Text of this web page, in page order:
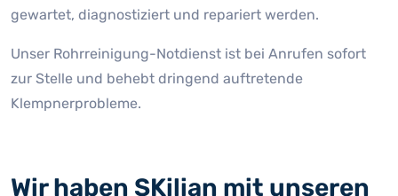
gewartet, diagnostiziert und repariert werden.
Unser Rohrreinigung-Notdienst ist bei Anrufen sofort
zur Stelle und behebt dringend auftretende
Klempnerprobleme.
Wir haben SKilian mit unseren